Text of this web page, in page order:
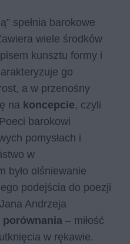
spełnia barokowe
wiele środków
kunsztu formy i
go
a w przenośny
na koncepcie, czyli
barokowi
pomysłach i
w
było olśniewanie
podejścia do poezji
Andrzeja
porównania – miłość
w rękawie.